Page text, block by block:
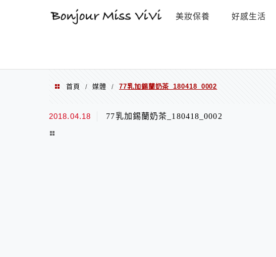
美妝保養 好感生活
首頁 / 媒體 / 77乳加錫蘭奶茶_180418_0002
2018.04.18 77乳加錫蘭奶茶_180418_0002